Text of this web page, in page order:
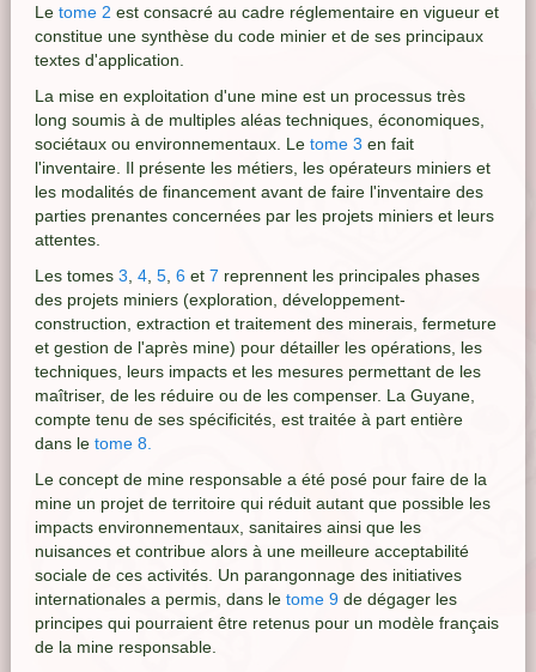
Le tome 2 est consacré au cadre réglementaire en vigueur et
constitue une synthèse du code minier et de ses principaux
textes d'application.
La mise en exploitation d'une mine est un processus très
long soumis à de multiples aléas techniques, économiques,
sociétaux ou environnementaux. Le tome 3 en fait
l'inventaire. Il présente les métiers, les opérateurs miniers et
les modalités de financement avant de faire l'inventaire des
parties prenantes concernées par les projets miniers et leurs
attentes.
Les tomes 3 4, 5, 6et 7 reprennent les principales phases
des projets miniers (exploration, développement-
construction, extraction et traitement des minerais, fermeture
et gestion de l'après mine) pour détailler les opérations, les
techniques, leurs impacts et les mesures permettant de les
maîtriser, de les réduire ou de les compenser. La Guyane,
compte tenu de ses spécificités, est traitée à part entière
dans le tome 8.
Le concept de mine responsable a été posé pour faire de la
mine un projet de territoire qui réduit autant que possible les
impacts environnementaux, sanitaires ainsi que les
nuisances et contribue alors à une meilleure acceptabilité
sociale de ces activités. Un parangonnage des initiatives
internationales a permis, dans le tome 9de dégager les
principes qui pourraient être retenus pour un modèle français
de la mine responsable.